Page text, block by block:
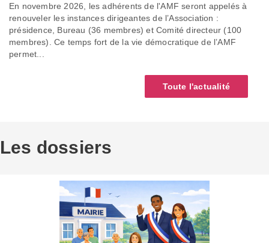
En novembre 2026, les adhérents de l'AMF seront appelés à
renouveler les instances dirigeantes de l’Association :
présidence, Bureau (36 membres) et Comité directeur (100
membres). Ce temps fort de la vie démocratique de l’AMF
permet...
Toute l'actualité
Les dossiers